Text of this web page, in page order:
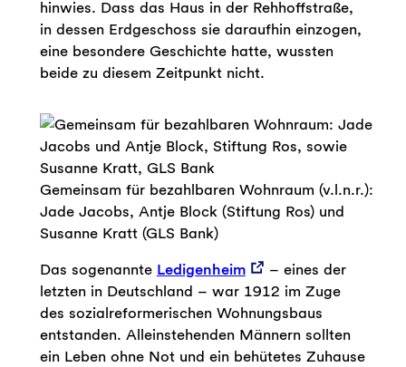
hinwies. Dass das Haus in der Rehhoffstraße,
in dessen Erdgeschoss sie daraufhin einzogen,
eine besondere Geschichte hatte, wussten
beide zu diesem Zeitpunkt nicht.
Gemeinsam für bezahlbaren Wohnraum (v.l.n.r.):
Jade Jacobs, Antje Block (Stiftung Ros) und
Susanne Kratt (GLS Bank)
Das sogenannte Ledigenheim
– eines der
letzten in Deutschland – war 1912 im Zuge
des sozialreformerischen Wohnungsbaus
entstanden. Alleinstehenden Männern sollten
ein Leben ohne Not und ein behütetes Zuhause